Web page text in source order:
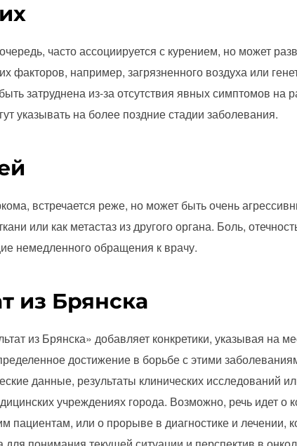
часто ассоциируется с курением, но может
факторов, например, загрязненного воздуха или
затруднена из-за отсутствия явных симптомов
указывать на более поздние стадии заболевания.
встречается реже, но может быть очень
или как метастаз из другого органа. Боль,
немедленного обращения к врачу.
из Брянска
из Брянска» добавляет конкретики, указывая на
достижение в борьбе с этими
данные, результаты клинических исследований
учреждениях города. Возможно, речь идет о
пациентам, или о прорыве в диагностике и лечении,